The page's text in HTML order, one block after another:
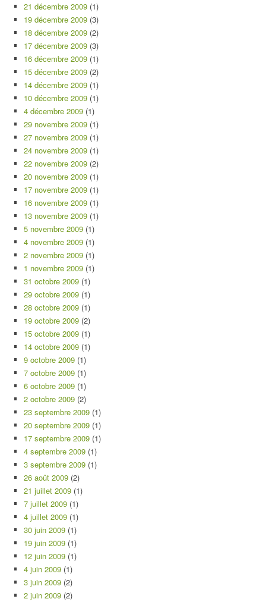
21 décembre 2009 (1)
19 décembre 2009 (3)
18 décembre 2009 (2)
17 décembre 2009 (3)
16 décembre 2009 (1)
15 décembre 2009 (2)
14 décembre 2009 (1)
10 décembre 2009 (1)
4 décembre 2009 (1)
29 novembre 2009 (1)
27 novembre 2009 (1)
24 novembre 2009 (1)
22 novembre 2009 (2)
20 novembre 2009 (1)
17 novembre 2009 (1)
16 novembre 2009 (1)
13 novembre 2009 (1)
5 novembre 2009 (1)
4 novembre 2009 (1)
2 novembre 2009 (1)
1 novembre 2009 (1)
31 octobre 2009 (1)
29 octobre 2009 (1)
28 octobre 2009 (1)
19 octobre 2009 (2)
15 octobre 2009 (1)
14 octobre 2009 (1)
9 octobre 2009 (1)
7 octobre 2009 (1)
6 octobre 2009 (1)
2 octobre 2009 (2)
23 septembre 2009 (1)
20 septembre 2009 (1)
17 septembre 2009 (1)
4 septembre 2009 (1)
3 septembre 2009 (1)
26 août 2009 (2)
21 juillet 2009 (1)
7 juillet 2009 (1)
4 juillet 2009 (1)
30 juin 2009 (1)
19 juin 2009 (1)
12 juin 2009 (1)
4 juin 2009 (1)
3 juin 2009 (2)
2 juin 2009 (2)